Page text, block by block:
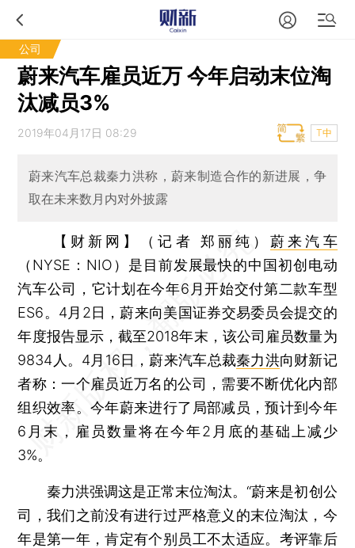
公司
蔚来汽车雇员近万 今年启动末位淘
汰减员3%
2019年04月17日 08:29 T中
蔚来汽车总裁秦力洪称，蔚来制造合作的新进展，争
取在未来数月内对外披露
【财新网】（记者 郑丽纯）蔚来汽车
（NYSE：NIO）是目前发展最快的中国初创电动
汽车公司，它计划在今年6月开始交付第二款车型
ES6。4月2日，蔚来向美国证券交易委员会提交的
年度报告显示，截至2018年末，该公司雇员数量为
9834人。4月16日，蔚来汽车总裁秦力洪向财新记
者称：一个雇员近万名的公司，需要不断优化内部
组织效率。今年蔚来进行了局部减员，预计到今年
6月末，雇员数量将在今年2月底的基础上减少
3%。
秦力洪强调这是正常末位淘汰。“蔚来是初创公
司，我们之前没有进行过严格意义的末位淘汰，今
年是第一年，肯定有个别员工不太适应。考评靠后